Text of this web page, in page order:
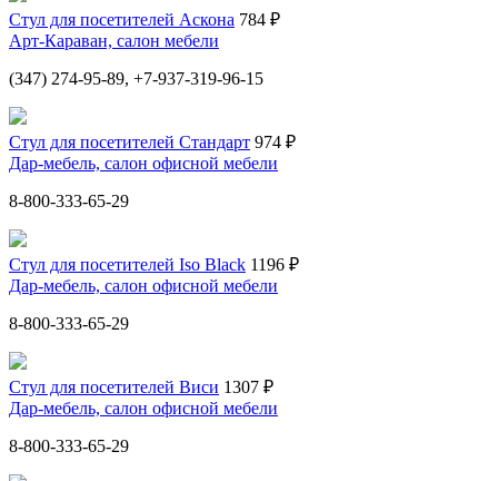
Стул для посетителей Аскона 784 ₽
Арт-Караван, салон мебели
(347) 274-95-89, +7-937-319-96-15
Стул для посетителей Стандарт 974 ₽
Дар-мебель, салон офисной мебели
8-800-333-65-29
Стул для посетителей Iso Black 1196 ₽
Дар-мебель, салон офисной мебели
8-800-333-65-29
Стул для посетителей Виси 1307 ₽
Дар-мебель, салон офисной мебели
8-800-333-65-29